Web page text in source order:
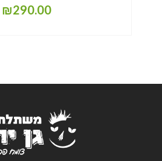
₪290.00